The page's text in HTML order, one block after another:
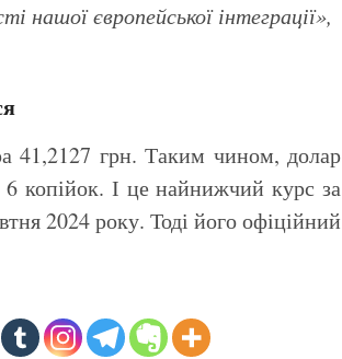
нашої європейської інтеграції»,
41,2127 грн. Таким чином, долар
копійок. І це найнижчий курс за
2024 року. Тоді його офіційний